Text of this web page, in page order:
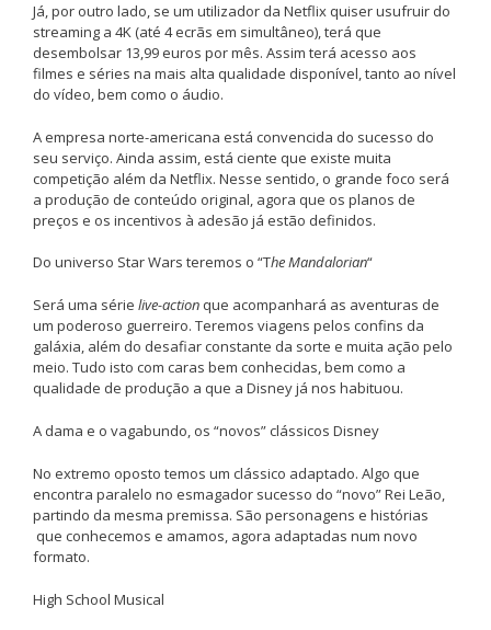
Já, por outro lado, se um utilizador da Netflix quiser usufruir do
streaming a 4K (até 4 ecrãs em simultâneo), terá que
desembolsar 13,99 euros por mês. Assim terá acesso aos
filmes e séries na mais alta qualidade disponível, tanto ao nível
do vídeo, bem como o áudio.
A empresa norte-americana está convencida do sucesso do
seu serviço. Ainda assim, está ciente que existe muita
competição além da Netflix. Nesse sentido, o grande foco será
a produção de conteúdo original, agora que os planos de
preços e os incentivos à adesão já estão definidos.
Do universo Star Wars teremos o “The Mandalorian“
Será uma série live-action que acompanhará as aventuras de
um poderoso guerreiro. Teremos viagens pelos confins da
galáxia, além do desafiar constante da sorte e muita ação pelo
meio. Tudo isto com caras bem conhecidas, bem como a
qualidade de produção a que a Disney já nos habituou.
A dama e o vagabundo, os “novos” clássicos Disney
No extremo oposto temos um clássico adaptado. Algo que
encontra paralelo no esmagador sucesso do “novo” Rei Leão,
partindo da mesma premissa. São personagens e histórias
que conhecemos e amamos, agora adaptadas num novo
formato.
High School Musical